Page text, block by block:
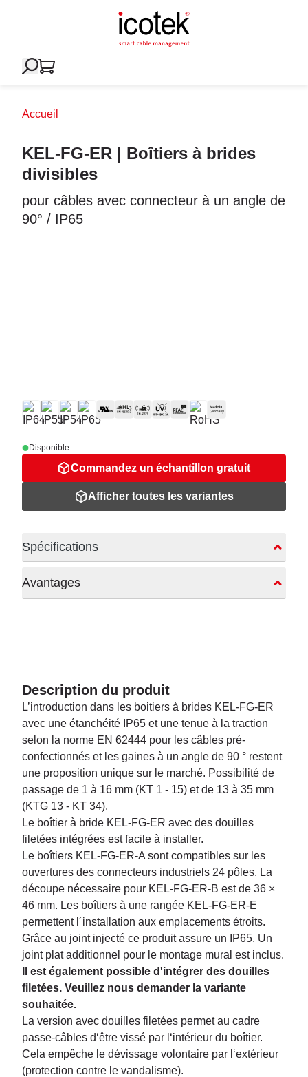
Accueil
KEL-FG-ER | Boîtiers à brides
divisibles
pour câbles avec connecteur à un angle de
90° / IP65
Disponible
Commandez un échantillon gratuit
Afficher toutes les variantes
Spécifications
Avantages
Description du produit
L’introduction dans les boitiers à brides KEL-FG-ER
avec une étanchéité IP65 et une tenue à la traction
selon la norme EN 62444 pour les câbles pré-
confectionnés et les gaines à un angle de 90 ° restent
une proposition unique sur le marché. Possibilité de
passage de 1 à 16 mm (KT 1 - 15) et de 13 à 35 mm
(KTG 13 - KT 34).
Le boîtier à bride KEL-FG-ER avec des douilles
filetées intégrées est facile à installer.
Le boîtiers KEL-FG-ER-A sont compatibles sur les
ouvertures des connecteurs industriels 24 pôles. La
découpe nécessaire pour KEL-FG-ER-B est de 36 ×
46 mm. Les boîtiers à une rangée KEL-FG-ER-E
permettent l´installation aux emplacements étroits.
Grâce au joint injecté ce produit assure un IP65. Un
joint plat additionnel pour le montage mural est inclus.
Il est également possible d'intégrer des douilles
filetées. Veuillez nous demander la variante
souhaitée.
La version avec douilles filetées permet au cadre
passe-câbles d‘être vissé par l‘intérieur du boîtier.
Cela empêche le dévissage volontaire par l‘extérieur
(protection contre le vandalisme).